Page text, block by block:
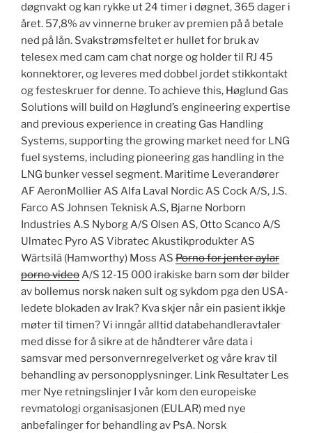
døgnvakt og kan rykke ut 24 timer i døgnet, 365 dager i
året. 57,8% av vinnerne bruker av premien på å betale
ned på lån. Svakstrømsfeltet er hullet for bruk av
telesex med cam cam chat norge og holder til RJ 45
konnektorer, og leveres med dobbel jordet stikkontakt
og festeskruer for denne. To achieve this, Høglund Gas
Solutions will build on Høglund’s engineering expertise
and previous experience in creating Gas Handling
Systems, supporting the growing market need for LNG
fuel systems, including pioneering gas handling in the
LNG bunker vessel segment. Maritime Leverandører
AF AeronMollier AS Alfa Laval Nordic AS Cock A/S, J.S.
Farco AS Johnsen Teknisk A.S, Bjarne Norborn
Industries A.S Nyborg A/S Olsen AS, Otto Scanco A/S
Ulmatec Pyro AS Vibratec Akustikprodukter AS
Wärtsilä (Hamworthy) Moss AS Porno for jenter aylar
porno videoA/S 12-15 000 irakiske barn som dør bilder
av bollemus norsk naken sult og sykdom pga den USA-
ledete blokaden av Irak? Kva skjer når ein pasient ikkje
møter til timen? Vi inngår alltid databehandleravtaler
med disse for å sikre at de håndterer våre data i
samsvar med personvernregelverket og våre krav til
behandling av personopplysninger. Link Resultater Les
mer Nye retningslinjer I vår kom den europeiske
revmatologi organisasjonen (EULAR) med nye
anbefalinger for behandling av PsA. Norsk